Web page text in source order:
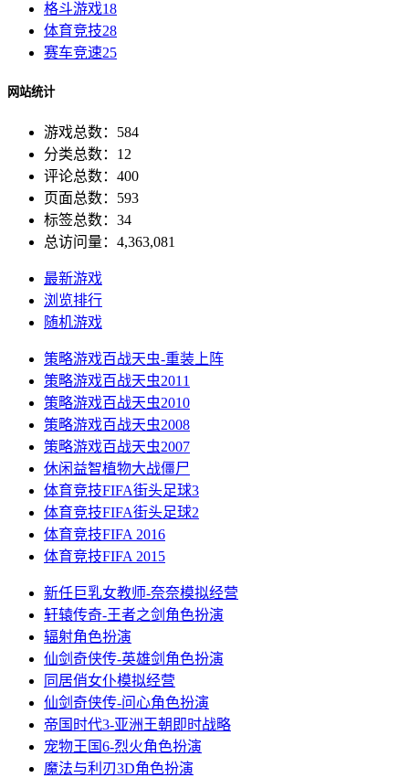
格斗游戏18
体育竞技28
赛车竞速25
网站统计
游戏总数：584
分类总数：12
评论总数：400
页面总数：593
标签总数：34
总访问量：4,363,081
最新游戏
浏览排行
随机游戏
策略游戏百战天虫-重装上阵
策略游戏百战天虫2011
策略游戏百战天虫2010
策略游戏百战天虫2008
策略游戏百战天虫2007
休闲益智植物大战僵尸
体育竞技FIFA街头足球3
体育竞技FIFA街头足球2
体育竞技FIFA 2016
体育竞技FIFA 2015
新任巨乳女教师-奈奈模拟经营
轩辕传奇-王者之剑 角色扮演
辐射角色扮演
仙剑奇侠传-英雄剑 角色扮演
同居俏女仆模拟经营
仙剑奇侠传-问心角色扮演
帝国时代3-亚洲王朝即时战略
宠物王国6-烈火角色扮演
魔法与利刃3D角色扮演